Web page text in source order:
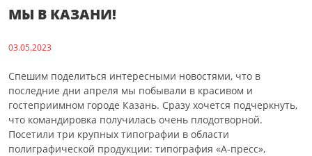
МЫ В КАЗАНИ!
03.05.2023
Спешим поделиться интересными новостями, что в
последние дни апреля мы побывали в красивом и
гостеприимном городе Казань. Сразу хочется подчеркнуть,
что командировка получилась очень плодотворной.
Посетили три крупных типографии в области
полиграфической продукции: типография «А-пресс»,